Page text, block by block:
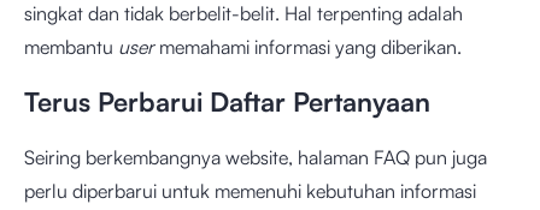
singkat dan tidak berbelit-belit. Hal terpenting adalah
membantu usermemahami informasi yang diberikan.
Terus Perbarui Daftar Pertanyaan
Seiring berkembangnya website, halaman FAQ pun juga
perlu diperbarui untuk memenuhi kebutuhan informasi